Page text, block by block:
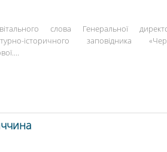
слова Генеральної
історичного заповідника